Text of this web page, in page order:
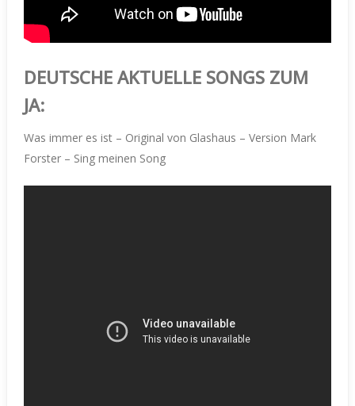
DEUTSCHE AKTUELLE SONGS ZUM
JA:
Was immer es ist – Original von Glashaus – Version Mark
Forster – Sing meinen Song